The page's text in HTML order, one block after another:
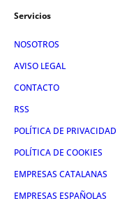
Servicios
NOSOTROS
AVISO LEGAL
CONTACTO
RSS
POLÍTICA DE PRIVACIDAD
POLÍTICA DE COOKIES
EMPRESAS CATALANAS
EMPRESAS ESPAÑOLAS